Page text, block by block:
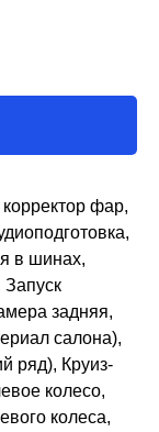
фар,
в шинах,
Запуск
задняя,
салона),
ряд), Круиз-
колесо,
колеса,